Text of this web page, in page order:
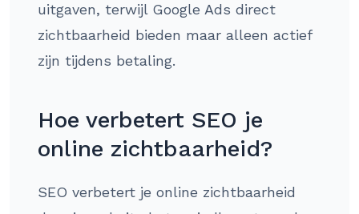
uitgaven, terwijl Google Ads direct
zichtbaarheid bieden maar alleen actief
zijn tijdens betaling.
Hoe verbetert SEO je
online zichtbaarheid?
SEO verbetert je online zichtbaarheid